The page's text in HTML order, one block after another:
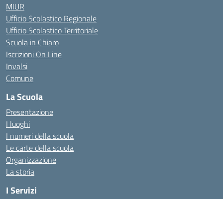
MIUR
Ufficio Scolastico Regionale
Ufficio Scolastico Territoriale
Scuola in Chiaro
Iscrizioni On Line
Invalsi
Comune
La Scuola
Presentazione
I luoghi
I numeri della scuola
Le carte della scuola
Organizzazione
La storia
I Servizi